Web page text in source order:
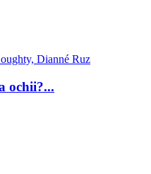
Dianné Ruz
ochii?...